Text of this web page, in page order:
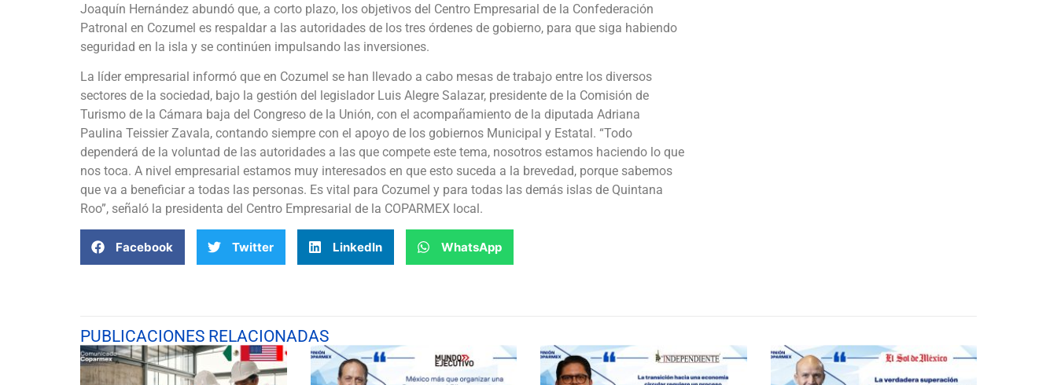
Joaquín Hernández abundó que, a corto plazo, los objetivos del Centro Empresarial de la Confederación
Patronal en Cozumel es respaldar a las autoridades de los tres órdenes de gobierno, para que siga habiendo
seguridad en la isla y se continúen impulsando las inversiones.
La líder empresarial informó que en Cozumel se han llevado a cabo mesas de trabajo entre los diversos
sectores de la sociedad, bajo la gestión del legislador Luis Alegre Salazar, presidente de la Comisión de
Turismo de la Cámara baja del Congreso de la Unión, con el acompañamiento de la diputada Adriana
Paulina Teissier Zavala, contando siempre con el apoyo de los gobiernos Municipal y Estatal. “Todo
dependerá de la voluntad de las autoridades a las que compete este tema, nosotros estamos haciendo lo que
nos toca. A nivel empresarial estamos muy interesados en que esto suceda a la brevedad, porque sabemos
que va a beneficiar a todas las personas. Es vital para Cozumel y para todas las demás islas de Quintana
Roo”, señaló la presidenta del Centro Empresarial de la COPARMEX local.
Facebook Twitter LinkedIn WhatsApp
PUBLICACIONES RELACIONADAS